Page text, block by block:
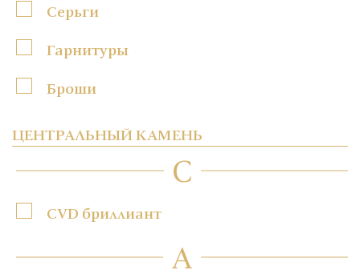
Серьги
Гарнитуры
Броши
ЦЕНТРАЛЬНЫЙ КАМЕНЬ
C
CVD бриллиант
А